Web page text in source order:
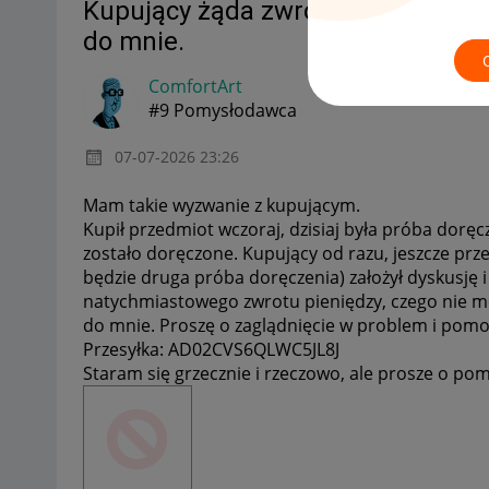
Kupujący żąda zwrotu pieniędzy,
do mnie.
ComfortArt
#9 Pomysłodawca
‎07-07-2026 23:26
Mam takie wyzwanie z kupującym.
Kupił przedmiot wczoraj, dzisiaj była próba
zostało doręczone. Kupujący od razu, jeszcze
będzie druga próba doręczenia) założył
natychmiastowego zwrotu pieniędzy, czego nie
do mnie. Proszę o zaglądnięcie w problem i
Przesyłka: AD02CVS6QLWC5JL8J
Staram się grzecznie i rzeczowo, ale prosze o